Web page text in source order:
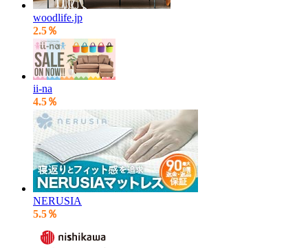
woodlife.jp
2.5％
ii-na
4.5％
NERUSIA
5.5％